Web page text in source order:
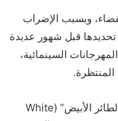
من عام 2023 على الانقضاء، وبسبب الإضراب
تحديدها قبل شهور عديدة
السينمائية،
فقد كان من المفترض أن يتم إطلاق فيلم “الطائر الأبيض” (White